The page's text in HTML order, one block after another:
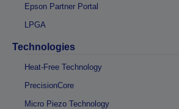
Epson Partner Portal
LPGA
Technologies
Heat-Free Technology
PrecisionCore
Micro Piezo Technology